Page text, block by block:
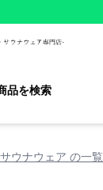
品を検索
サウナウェア の一覧